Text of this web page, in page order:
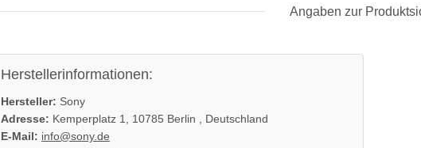
Angaben zur
Herstellerinformationen:
Hersteller: Sony
Adresse: Kemperplatz 1, 10785 Berlin , Deutschland
E-Mail: info@sony.de